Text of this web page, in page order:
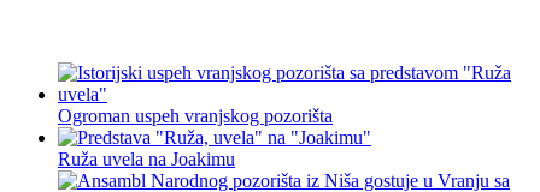
Ogroman uspeh vranjskog pozorišta
Ruža uvela na Joakimu